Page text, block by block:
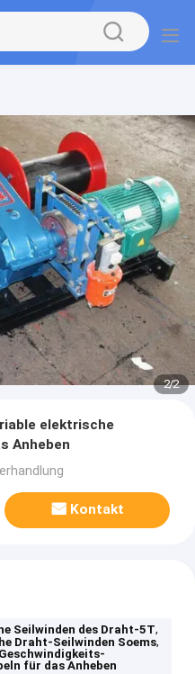
{cookie_flags:
2/2
elektrische
Anheben
Kontakt
Seilwinden des Draht-5T,
Draht-Seilwinden Soems,
für das Anheben